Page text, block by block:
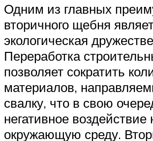
Одним из главных
вторичного щебня
экологическая
Переработка
позволяет сократить
материалов,
свалку, что в свою
негативное воздействие
окружающую среду.